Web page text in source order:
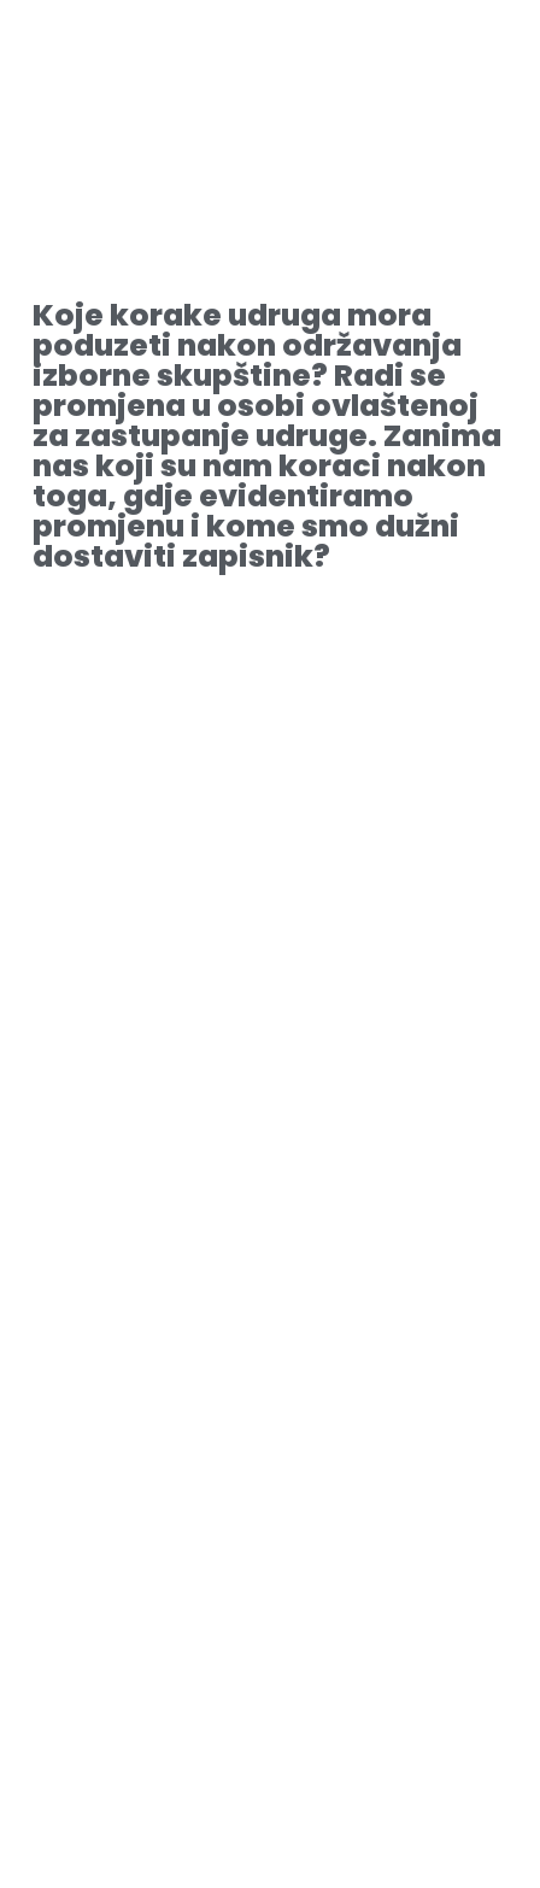
Koje korake udruga mora
poduzeti nakon održavanja
izborne skupštine? Radi se
promjena u osobi ovlaštenoj
za zastupanje udruge. Zanima
nas koji su nam koraci nakon
toga, gdje evidentiramo
promjenu i kome smo dužni
dostaviti zapisnik?